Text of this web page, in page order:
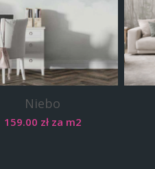
Niebo
159.00 złza m2